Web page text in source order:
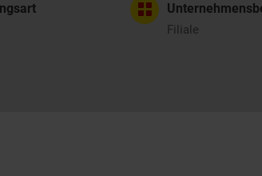
Filiale